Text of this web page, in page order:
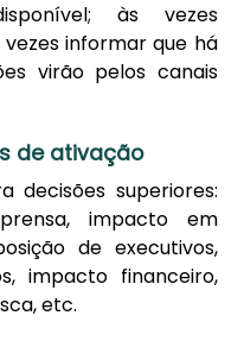
às vezes
informar que há
virão pelos canais
de ativação
decisões superiores:
impacto em
de executivos,
impacto financeiro,
etc.